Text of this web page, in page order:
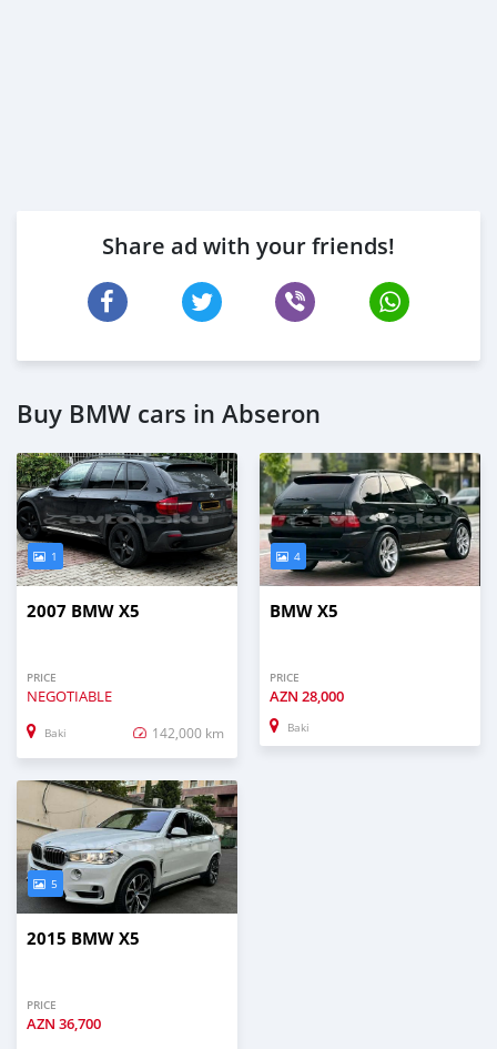
Share ad with your friends!
Buy BMW cars in Abseron
1
2007 BMW X5
PRICE
NEGOTIABLE
Baki 142,000 km
4
BMW X5
PRICE
AZN 28,000
Baki
5
2015 BMW X5
PRICE
AZN 36,700